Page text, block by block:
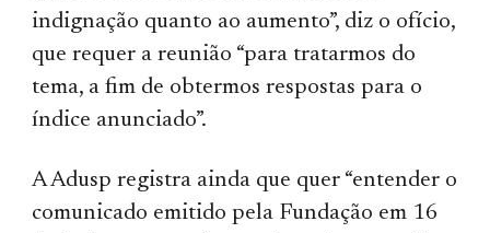
indignação quanto ao aumento”, diz o ofício,
que requer a reunião “para tratarmos do
tema, a fim de obtermos respostas para o
índice anunciado”.
A Adusp registra ainda que quer “entender o
comunicado emitido pela Fundação em 16